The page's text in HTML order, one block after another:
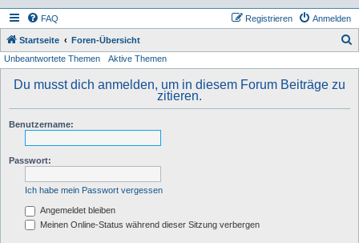
FAQ Anmelden
Registrieren
Startseite Foren-Übersicht
Unbeantwortete Themen Aktive Themen
Du musst dich anmelden, um in diesem Forum Beiträge zu
zitieren.
Benutzername:
Passwort:
Ich habe mein Passwort vergessen
Angemeldet bleiben
Meinen Online-Status während dieser Sitzung verbergen